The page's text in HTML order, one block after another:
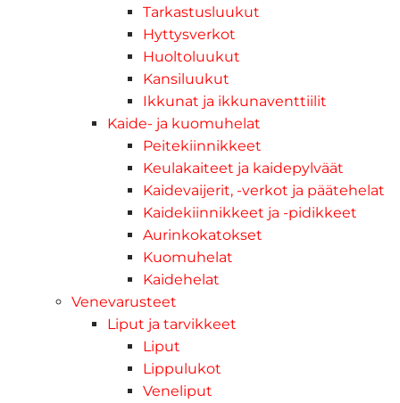
Tarkastusluukut
Hyttysverkot
Huoltoluukut
Kansiluukut
Ikkunat ja ikkunaventtiilit
Kaide- ja kuomuhelat
Peitekiinnikkeet
Keulakaiteet ja kaidepylväät
Kaidevaijerit, -verkot ja päätehelat
Kaidekiinnikkeet ja -pidikkeet
Aurinkokatokset
Kuomuhelat
Kaidehelat
Venevarusteet
Liput ja tarvikkeet
Liput
Lippulukot
Veneliput